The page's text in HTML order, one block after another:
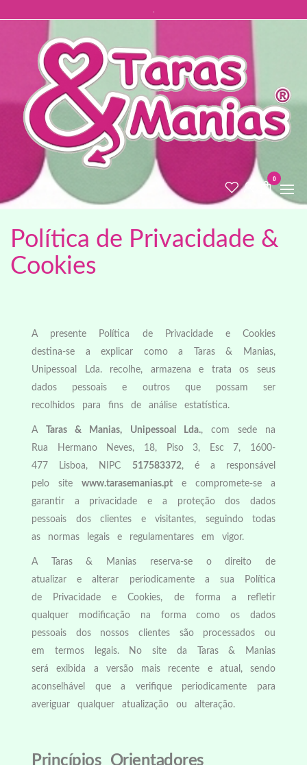
0
Política de Privacidade &
Cookies
A presente Política de Privacidade e Cookies
destina-se a explicar como a Taras & Manias,
Unipessoal Lda. recolhe, armazena e trata os seus
dados pessoais e outros que possam ser
recolhidos para fins de análise estatística.
ATaras & Manias, Unipessoal Lda., com sede na
Rua Hermano Neves, 18, Piso 3, Esc 7, 1600-
477 Lisboa, NIPC
517583372, é a responsável
pelo site www.tarasemanias.pt e compromete-se a
garantir a privacidade e a proteção dos dados
pessoais dos clientes e visitantes, seguindo todas
as normas legais e regulamentares em vigor.
A Taras & Manias reserva-se o direito de
atualizar e alterar periodicamente a sua Política
de Privacidade e Cookies, de forma a refletir
qualquer modificação na forma como os dados
pessoais dos nossos clientes são processados ou
em termos legais. No site da Taras & Manias
será exibida a versão mais recente e atual, sendo
aconselhável que a verifique periodicamente para
averiguar qualquer atualização ou alteração.
Princípios Orientadores